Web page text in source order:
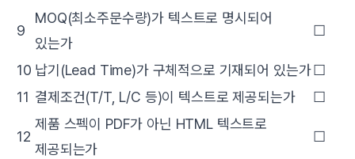
9
MOQ(최소주문수량)가 텍스트로 명시되어
있는가
☐
10 납기(Lead Time)가 구체적으로 기재되어 있는가☐
11 결제조건(T/T, L/C 등)이 텍스트로 제공되는가 ☐
12
제품 스펙이 PDF가 아닌 HTML 텍스트로
제공되는가
☐